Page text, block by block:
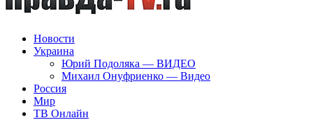
Новости
Украина
Юрий Подоляка — ВИДЕО
Михаил Онуфриенко — Видео
Россия
Мир
ТВ Онлайн